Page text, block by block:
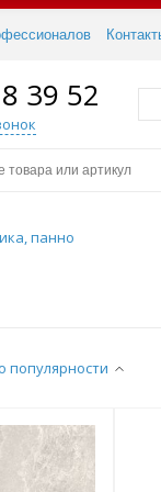
39 52
панно
популярности